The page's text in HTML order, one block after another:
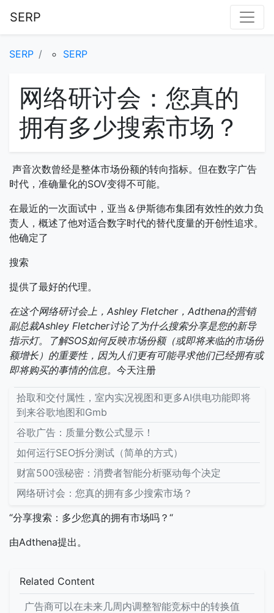
SERP
SERP SERP
网络研讨会：您真的
拥有多少搜索市场？
声音次数曾经是整体市场份额的转向指标。但在数字广告
时代，准确量化的SOV变得不可能。
在最近的一次面试中，亚当＆伊斯德布集团有效性的效力负
责人，概述了他对适合数字时代的替代度量的开创性追求。
他确定了
搜索
提供了最好的代理。
在这个网络研讨会上，Ashley Fletcher，Adthena的营销
副总裁Ashley Fletcher讨论了为什么搜索分享是您的新导
指示灯。了解SOS如何反映市场份额（或即将来临的市场份
额增长）的重要性，因为人们更有可能寻求他们已经拥有或
即将购买的事情的信息。 今天注册
拾取和交付属性，室内实况视图和更多AI供电功能即将
到来谷歌地图和Gmb
谷歌广告：质量分数公式显示！
如何运行SEO拆分测试（简单的方式）
财富500强秘密：消费者智能分析驱动每个决定
网络研讨会：您真的拥有多少搜索市场？
“分享搜索：多少您真的拥有市场吗？“
由Adthena提出。
Related Content
广告商可以在未来几周内调整智能竞标中的转换值